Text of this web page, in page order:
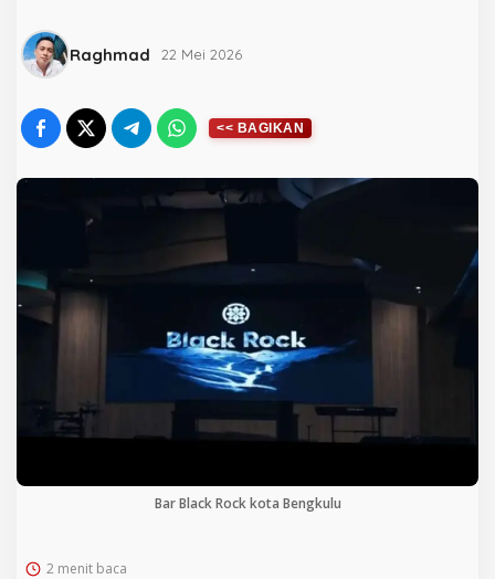
Raghmad 22 Mei 2026
Bar Black Rock kota Bengkulu
2 menit baca